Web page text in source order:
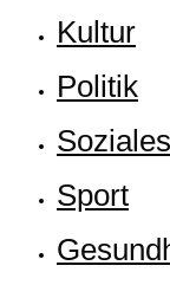
Kul­tur
Poli­tik
Sozia­les
Sport